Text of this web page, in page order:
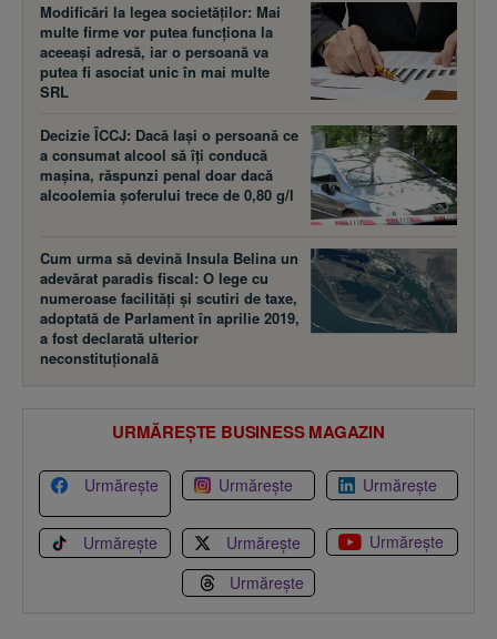
Modificări la legea societăţilor: Mai
multe firme vor putea funcţiona la
aceeaşi adresă, iar o persoană va
putea fi asociat unic în mai multe
SRL
Decizie ÎCCJ: Dacă laşi o persoană ce
a consumat alcool să îţi conducă
maşina, răspunzi penal doar dacă
alcoolemia şoferului trece de 0,80 g/l
Cum urma să devină Insula Belina un
adevărat paradis fiscal: O lege cu
numeroase facilităţi şi scutiri de taxe,
adoptată de Parlament în aprilie 2019,
a fost declarată ulterior
neconstituţională
URMĂREȘTE BUSINESS MAGAZIN
Urmărește Urmărește Urmărește
Urmărește Urmărește
Urmărește
Urmărește